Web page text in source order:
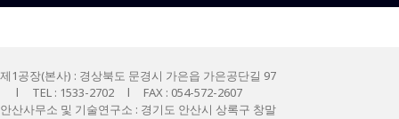
제1공장(본사) : 경상북도 문경시 가은읍 가은공단길 97
l TEL : 1533-2702 l FAX : 054-572-2607
안산사무소 및 기술연구소 : 경기도 안산시 상록구 창말